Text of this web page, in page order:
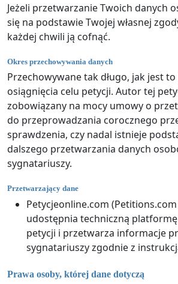
Jeżeli przetwarzanie Twoich danych
się na podstawie Twojej własnej
każdej chwili ją cofnąć.
Okres przechowywania danych
Przechowywane tak długo, jak jest
osiągnięcia celu petycji. Autor tej
zobowiązany na mocy umowy o
do przeprowadzania corocznego
sprawdzenia, czy nadal istnieje
dalszego przetwarzania danych
sygnatariuszy.
Przetwarzający dane
Petycjeonline.com
udostępnia techniczną
petycji i przetwarza informacje
sygnatariuszy zgodnie z
Prawa osoby, której dane dotyczą